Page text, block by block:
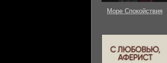
Море Спокойствия